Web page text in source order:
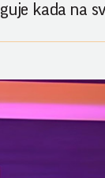
kada na